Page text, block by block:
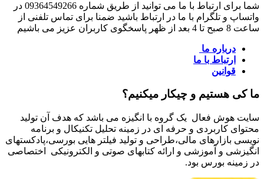
شما برای ارتباط با ما می توانید از طریق شماره 09364549266 در
واتساپ و تلگرام با ما در ارتباط باشید ضمنا برای تماس تلفنی از
ساعت 8 صبح تا 4 بعد از ظهر پاسخگوی کاربران عزیز می باشیم
درباره ما
ارتباط با ما
قوانین
ما کی هستیم و چیکار میکنیم؟
سایت هوش فعال یک گروه با انگیزه می باشد که هدف آن تولید
محتوای کاربردی و حرفه ای در زمینه تحلیل تکنیکال و برنامه
نویسی بازارهای مالی،طراحی و تولید فیلتر هایی بورسی،پادکستهای
انگیزشی و آموزشی و ارائه کتابهای صوتی و الکترونیکی اختصاصی
در زمینه بورس بود.